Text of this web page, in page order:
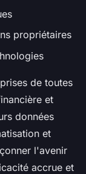
propriétaires
de toutes
et
données
et
l'avenir
accrue et